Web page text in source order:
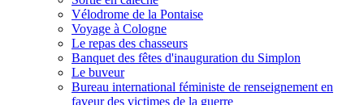
Vélodrome de la Pontaise
Voyage à Cologne
Le repas des chasseurs
Banquet des fêtes d'inauguration du Simplon
Le buveur
Bureau international féministe de renseignement en
faveur des victimes de la guerre